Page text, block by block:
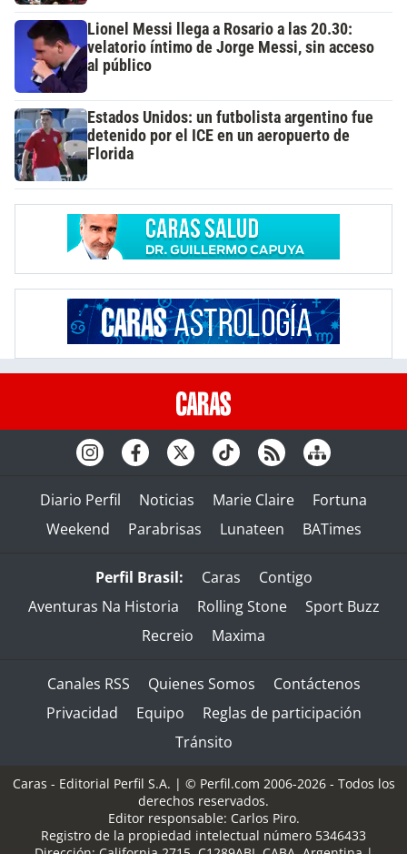
Lionel Messi llega a Rosario a las 20.30:
velatorio íntimo de Jorge Messi, sin acceso
al público
Estados Unidos: un futbolista argentino fue
detenido por el ICE en un aeropuerto de
Florida
Diario Perfil Noticias Marie Claire
Fortuna
Weekend
Parabrisas Lunateen BATimes
Perfil Brasil: Caras
Contigo
Aventuras Na Historia
Rolling Stone
Sport Buzz
Recreio
Maxima
Canales RSS Quienes Somos
Contáctenos
Privacidad
Equipo
Reglas de participación
Tránsito
Caras - Editorial Perfil S.A. | © Perfil.com 2006-2026 - Todos los
derechos reservados.
Editor responsable: Carlos Piro.
Registro de la propiedad intelectual número 5346433